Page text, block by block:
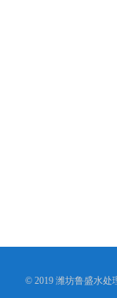
© 2019 潍坊鲁盛水处